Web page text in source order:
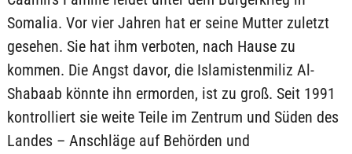
Somalia. Vor vier Jahren hat er seine Mutter zuletzt
gesehen. Sie hat ihm verboten, nach Hause zu
kommen. Die Angst davor, die Islamistenmiliz Al-
Shabaab könnte ihn ermorden, ist zu groß. Seit 1991
kontrolliert sie weite Teile im Zentrum und Süden des
Landes – Anschläge auf Behörden und